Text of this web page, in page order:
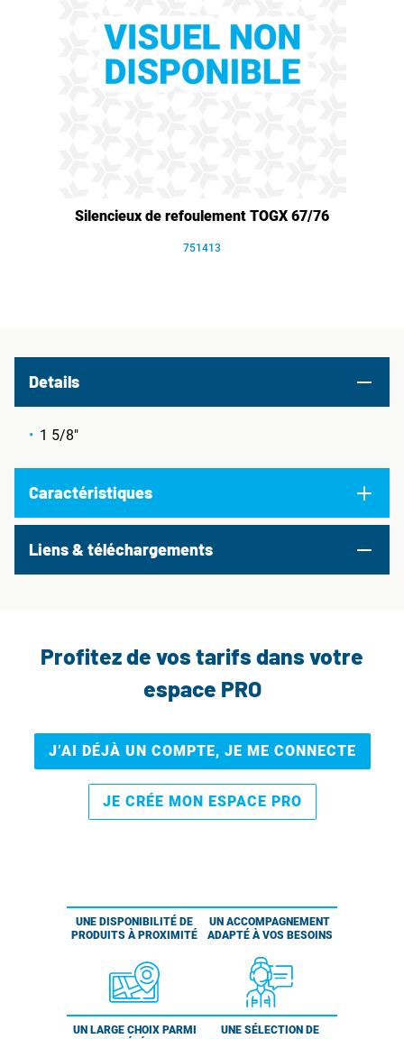
Silencieux de refoulement TOGX 67/76
751413
Details
1 5/8"
Caractéristiques
Liens & téléchargements
Profitez de vos tarifs dans votre
espace PRO
J’AI DÉJÀ UN COMPTE, JE ME CONNECTE
JE CRÉE MON ESPACE PRO
UNE DISPONIBILITÉ DE
PRODUITS À PROXIMITÉ
UN ACCOMPAGNEMENT
ADAPTÉ À VOS BESOINS
UN LARGE CHOIX PARMI
UNE SÉLECTION DE